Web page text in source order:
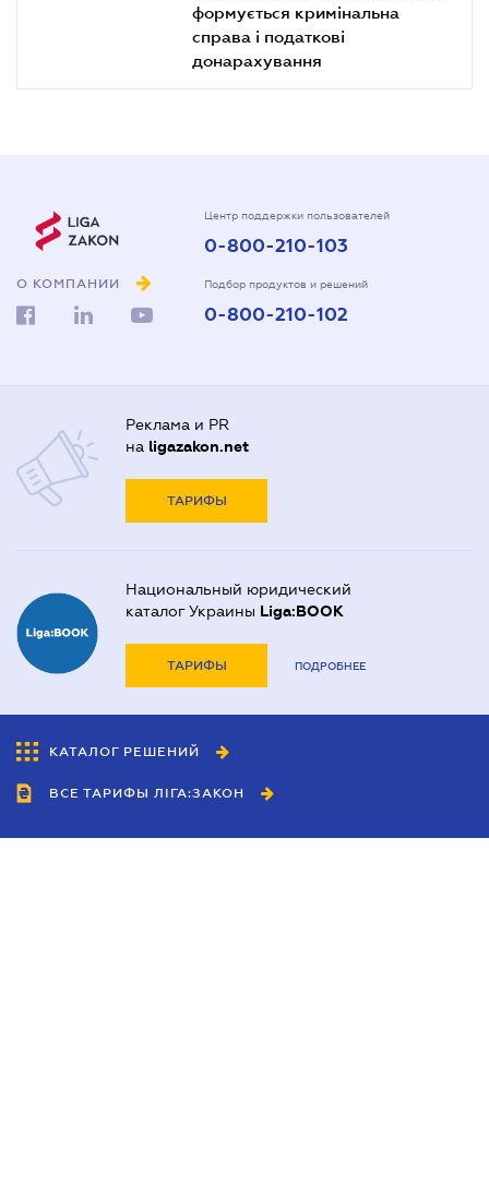
формується кримінальна
справа і податкові
донарахування
О КОМПАНИИ
Центр поддержки пользователей
0-800-210-103
Подбор продуктов и решений
0-800-210-102
Реклама и PR
на ligazakon.net
ТАРИФЫ
Национальный юридический
каталог Украины Liga:BOOK
ТАРИФЫ ПОДРОБНЕЕ
КАТАЛОГ РЕШЕНИЙ
ВСЕ ТАРИФЫ ЛІГА:ЗАКОН